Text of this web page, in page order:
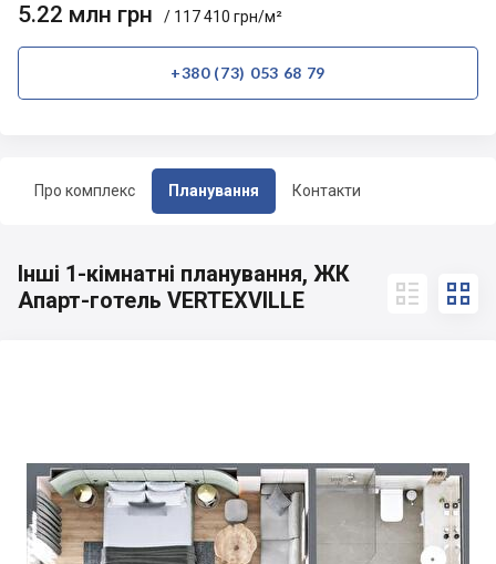
Про комплекс Планування Контакти
5.22 млн грн / 117 410 грн/м²
+380 (73) 053 68 79
Інші 1-кімнатні планування, ЖК
Апарт-готель VERTEXVILLE
 